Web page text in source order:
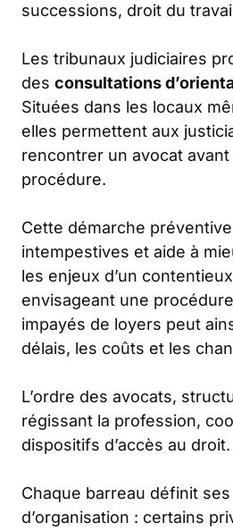
successions, droit du
Les tribunaux judiciaires
des consultations
Situées dans les locaux
elles permettent aux
rencontrer un avocat avant
procédure.
Cette démarche
intempestives et aide à
les enjeux d’un
envisageant une
impayés de loyers peut
délais, les coûts et les
L’ordre des avocats,
régissant la profession,
dispositifs d’accès au droit.
Chaque barreau définit
d’organisation : certains